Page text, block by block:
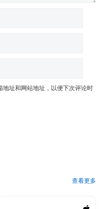
址和网站地址，以便下次评论时
查看更多